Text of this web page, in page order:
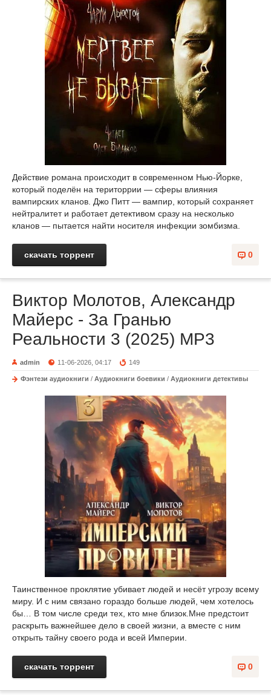
Действие романа происходит в современном Нью-Йорке,
который поделён на територрии — сферы влияния
вампирских кланов. Джо Питт — вампир, который сохраняет
нейтралитет и работает детективом сразу на несколько
кланов — пытается найти носителя инфекции зомбизма.
0
скачать торрент
Виктор Молотов, Александр
Майерс - За Гранью
Реальности 3 (2025) МР3
admin 11-06-2026, 04:17 149
Фэнтези аудиокниги / Аудиокниги боевики / Аудиокниги детективы
Таинственное проклятие убивает людей и несёт угрозу всему
миру. И с ним связано гораздо больше людей, чем хотелось
бы… В том числе среди тех, кто мне близок.Мне предстоит
раскрыть важнейшее дело в своей жизни, а вместе с ним
открыть тайну своего рода и всей Империи.
0
скачать торрент